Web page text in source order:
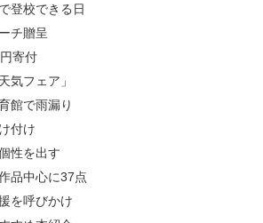
登校できる日
チ贈呈
寄付
気フェア」
館で雨漏り
付け
性を出す
品中心に37点
を呼びかけ